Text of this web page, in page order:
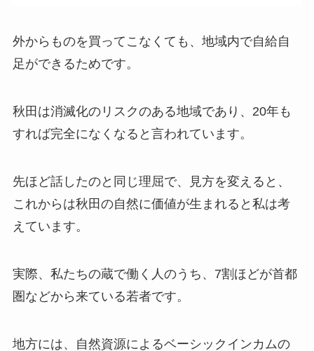
外からものを買ってこなくても、地域内で自給自
足ができるためです。
秋田は消滅化のリスクのある地域であり、20年も
すれば完全になくなると言われています。
先ほど話したのと同じ理屈で、見方を変えると、
これからは秋田の自然に価値が生まれると私は考
えています。
実際、私たちの蔵で働く人のうち、7割ほどが首都
圏などから来ている若者です。
地方には、自然資源によるベーシックインカムの